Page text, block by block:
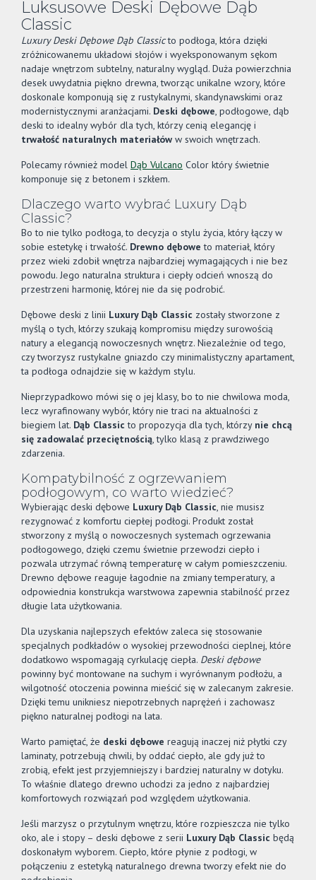
Luksusowe Deski Dębowe Dąb
Classic
Luxury Deski Dębowe Dąb Classicto podłoga, która dzięki
zróżnicowanemu układowi słojów i wyeksponowanym sękom
nadaje wnętrzom subtelny, naturalny wygląd. Duża powierzchnia
desek uwydatnia piękno drewna, tworząc unikalne wzory, które
doskonale komponują się z rustykalnymi, skandynawskimi oraz
modernistycznymi aranżacjami. Deski dębowe, podłogowe, dąb
deski to idealny wybór dla tych, którzy cenią elegancję i
trwałość naturalnych materiałów w swoich wnętrzach.
Polecamy również model Dąb Vulcano Color który świetnie
komponuje się z betonem i szkłem.
Dlaczego warto wybrać Luxury Dąb
Classic?
Bo to nie tylko podłoga, to decyzja o stylu życia, który łączy w
sobie estetykę i trwałość. Drewno dębowe to materiał, który
przez wieki zdobił wnętrza najbardziej wymagających i nie bez
powodu. Jego naturalna struktura i ciepły odcień wnoszą do
przestrzeni harmonię, której nie da się podrobić.
Dębowe deski z linii Luxury Dąb Classic zostały stworzone z
myślą o tych, którzy szukają kompromisu między surowością
natury a elegancją nowoczesnych wnętrz. Niezależnie od tego,
czy tworzysz rustykalne gniazdo czy minimalistyczny apartament,
ta podłoga odnajdzie się w każdym stylu.
Nieprzypadkowo mówi się o jej klasy, bo to nie chwilowa moda,
lecz wyrafinowany wybór, który nie traci na aktualności z
biegiem lat. Dąb Classic to propozycja dla tych, którzy nie chcą
się zadowalać przeciętnością, tylko klasą z prawdziwego
zdarzenia.
Kompatybilność z ogrzewaniem
podłogowym, co warto wiedzieć?
Wybierając deski dębowe Luxury Dąb Classic, nie musisz
rezygnować z komfortu ciepłej podłogi. Produkt został
stworzony z myślą o nowoczesnych systemach ogrzewania
podłogowego, dzięki czemu świetnie przewodzi ciepło i
pozwala utrzymać równą temperaturę w całym pomieszczeniu.
Drewno dębowe reaguje łagodnie na zmiany temperatury, a
odpowiednia konstrukcja warstwowa zapewnia stabilność przez
długie lata użytkowania.
Dla uzyskania najlepszych efektów zaleca się stosowanie
specjalnych podkładów o wysokiej przewodności cieplnej, które
dodatkowo wspomagają cyrkulację ciepła. Deski dębowe
powinny być montowane na suchym i wyrównanym podłożu, a
wilgotność otoczenia powinna mieścić się w zalecanym zakresie.
Dzięki temu unikniesz niepotrzebnych naprężeń i zachowasz
piękno naturalnej podłogi na lata.
Warto pamiętać, że deski dębowe reagują inaczej niż płytki czy
laminaty, potrzebują chwili, by oddać ciepło, ale gdy już to
zrobią, efekt jest przyjemniejszy i bardziej naturalny w dotyku.
To właśnie dlatego drewno uchodzi za jedno z najbardziej
komfortowych rozwiązań pod względem użytkowania.
Jeśli marzysz o przytulnym wnętrzu, które rozpieszcza nie tylko
oko, ale i stopy – deski dębowe z serii Luxury Dąb Classic będą
doskonałym wyborem. Ciepło, które płynie z podłogi, w
połączeniu z estetyką naturalnego drewna tworzy efekt nie do